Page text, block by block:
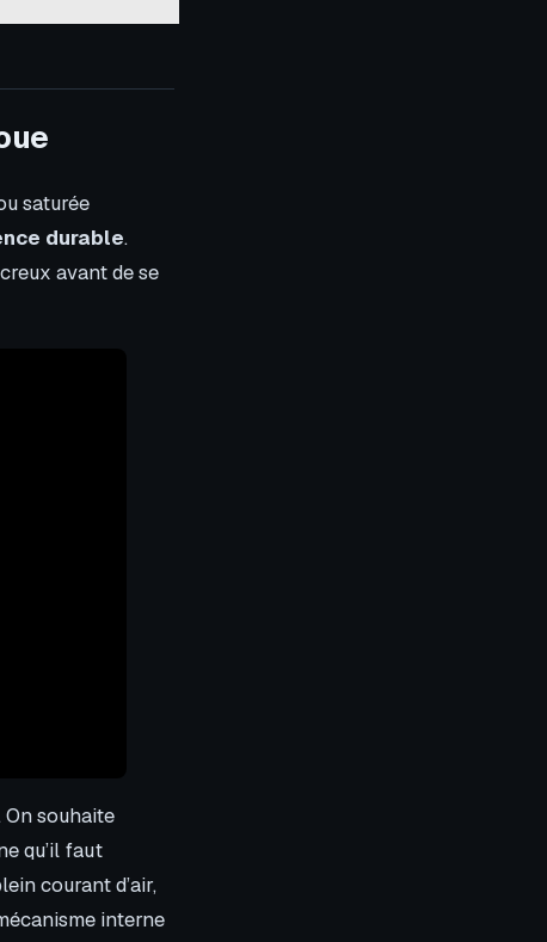
saturée
durable.
avant de se
souhaite
qu’il faut
courant d’air,
interne